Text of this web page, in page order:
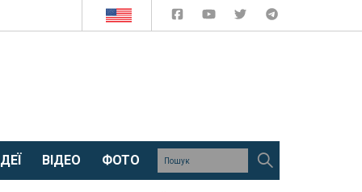
ВІДЕО ФОТО